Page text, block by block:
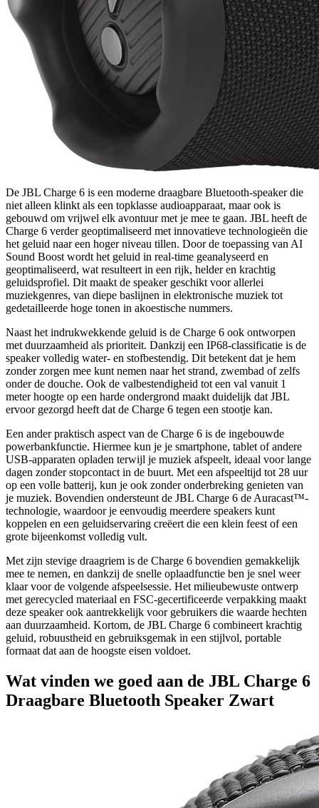
De JBL Charge 6 is een moderne draagbare Bluetooth-speaker die
niet alleen klinkt als een topklasse audioapparaat, maar ook is
gebouwd om vrijwel elk avontuur met je mee te gaan. JBL heeft de
Charge 6 verder geoptimaliseerd met innovatieve technologieën die
het geluid naar een hoger niveau tillen. Door de toepassing van AI
Sound Boost wordt het geluid in real-time geanalyseerd en
geoptimaliseerd, wat resulteert in een rijk, helder en krachtig
geluidsprofiel. Dit maakt de speaker geschikt voor allerlei
muziekgenres, van diepe baslijnen in elektronische muziek tot
gedetailleerde hoge tonen in akoestische nummers.
Naast het indrukwekkende geluid is de Charge 6 ook ontworpen
met duurzaamheid als prioriteit. Dankzij een IP68-classificatie is de
speaker volledig water- en stofbestendig. Dit betekent dat je hem
zonder zorgen mee kunt nemen naar het strand, zwembad of zelfs
onder de douche. Ook de valbestendigheid tot een val vanuit 1
meter hoogte op een harde ondergrond maakt duidelijk dat JBL
ervoor gezorgd heeft dat de Charge 6 tegen een stootje kan.
Een ander praktisch aspect van de Charge 6 is de ingebouwde
powerbankfunctie. Hiermee kun je je smartphone, tablet of andere
USB-apparaten opladen terwijl je muziek afspeelt, ideaal voor lange
dagen zonder stopcontact in de buurt. Met een afspeeltijd tot 28 uur
op een volle batterij, kun je ook zonder onderbreking genieten van
je muziek. Bovendien ondersteunt de JBL Charge 6 de Auracast™-
technologie, waardoor je eenvoudig meerdere speakers kunt
koppelen en een geluidservaring creëert die een klein feest of een
grote bijeenkomst volledig vult.
Met zijn stevige draagriem is de Charge 6 bovendien gemakkelijk
mee te nemen, en dankzij de snelle oplaadfunctie ben je snel weer
klaar voor de volgende afspeelsessie. Het milieubewuste ontwerp
met gerecycled materiaal en FSC-gecertificeerde verpakking maakt
deze speaker ook aantrekkelijk voor gebruikers die waarde hechten
aan duurzaamheid. Kortom, de JBL Charge 6 combineert krachtig
geluid, robuustheid en gebruiksgemak in een stijlvol, portable
formaat dat aan de hoogste eisen voldoet.
Wat vinden we goed aan de JBL Charge 6
Draagbare Bluetooth Speaker Zwart